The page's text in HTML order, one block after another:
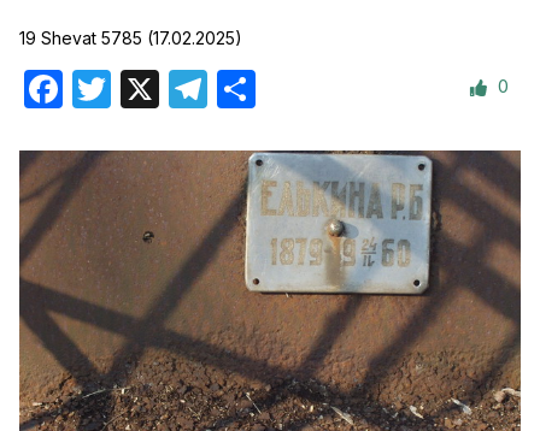
19 Shevat 5785 (17.02.2025)
Facebook
Twitter Telegram 0